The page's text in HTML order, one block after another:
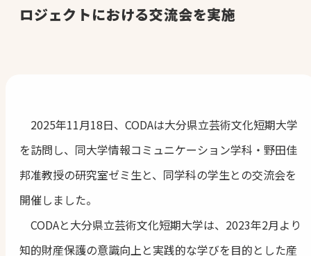
ロジェクトにおける交流会を実施
2025年11月18日、CODAは大分県立芸術文化短期大学
を訪問し、同大学情報コミュニケーション学科・野田佳
邦准教授の研究室ゼミ生と、同学科の学生との交流会を
開催しました。
CODAと大分県立芸術文化短期大学は、2023年2月より
知的財産保護の意識向上と実践的な学びを目的とした産